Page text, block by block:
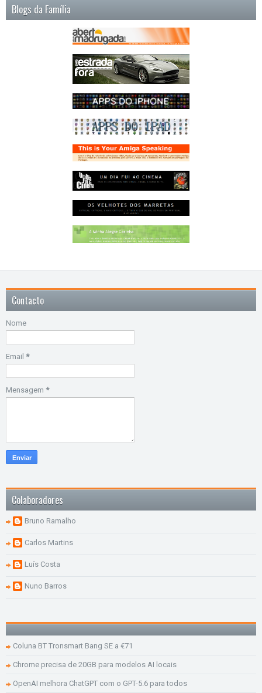
Blogs da Família
Contacto
Nome
Email *
Mensagem *
Colaboradores
Bruno Ramalho
Carlos Martins
Luís Costa
Nuno Barros
Coluna BT Tronsmart Bang SE a €71
Chrome precisa de 20GB para modelos AI locais
OpenAI melhora ChatGPT com o GPT-5.6 para todos